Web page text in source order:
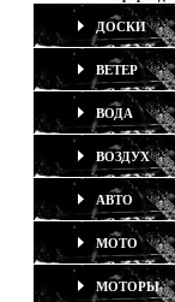
ДОСКИ
ВЕТЕР
ВОДА
ВОЗДУХ
АВТО
МОТО
МОТОРЫ